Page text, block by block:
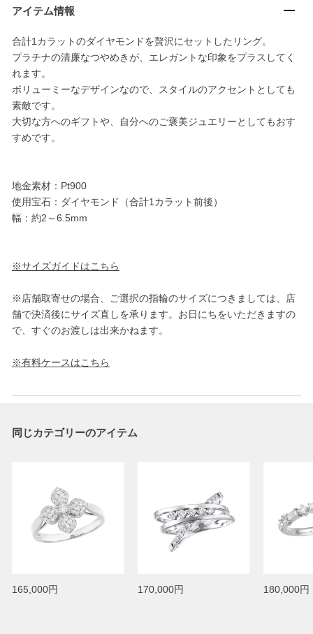
アイテム情報
合計1カラットのダイヤモンドを贅沢にセットしたリング。
プラチナの清廉なつやめきが、エレガントな印象をプラスしてく
れます。
ボリューミーなデザインなので、スタイルのアクセントとしても
素敵です。
大切な方へのギフトや、自分へのご褒美ジュエリーとしてもおす
すめです。
地金素材：Pt900
使用宝石：ダイヤモンド（合計1カラット前後）
幅：約2～6.5mm
※サイズガイドはこちら
※店舗取寄せの場合、ご選択の指輪のサイズにつきましては、店
舗で決済後にサイズ直しを承ります。お日にちをいただきますの
で、すぐのお渡しは出来かねます。
※有料ケースはこちら
同じカテゴリーのアイテム
165,000円 170,000円 180,000円